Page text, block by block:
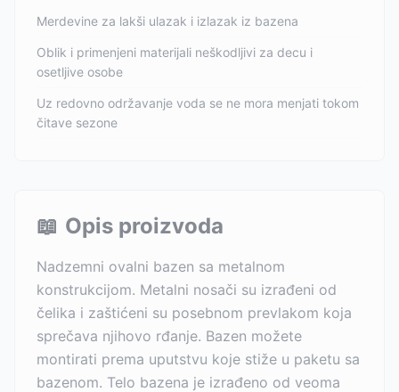
Merdevine za lakši ulazak i izlazak iz bazena
Oblik i primenjeni materijali neškodljivi za decu i
osetljive osobe
Uz redovno održavanje voda se ne mora menjati tokom
čitave sezone
📖 Opis proizvoda
Nadzemni ovalni bazen sa metalnom
konstrukcijom. Metalni nosači su izrađeni od
čelika i zaštićeni su posebnom prevlakom koja
sprečava njihovo rđanje. Bazen možete
montirati prema uputstvu koje stiže u paketu sa
bazenom. Telo bazena je izrađeno od veoma